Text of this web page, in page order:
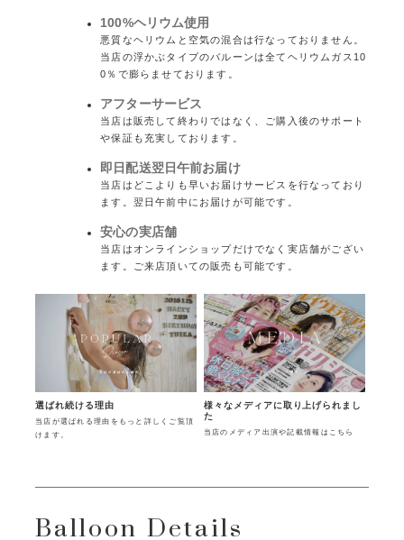
100%ヘリウム使用
悪質なヘリウムと空気の混合は行なっておりません。
当店の浮かぶタイプのバルーンは全てヘリウムガス10
0％で膨らませております。
アフターサービス
当店は販売して終わりではなく、ご購入後のサポート
や保証も充実しております。
即日配送翌日午前お届け
当店はどこよりも早いお届けサービスを行なっており
ます。翌日午前中にお届けが可能です。
安心の実店舗
当店はオンラインショップだけでなく実店舗がござい
ます。ご来店頂いての販売も可能です。
選ばれ続ける理由
当店が選ばれる理由をもっと詳しくご覧頂
けます。
様々なメディアに取り上げられまし
た
当店のメディア出演や記載情報はこちら
Balloon Details